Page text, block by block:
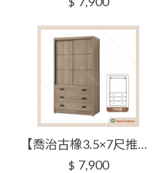
【喬治古橡3.5×7尺推門衣櫥】【2026-H229-2】【添興家具】
$ 7,900